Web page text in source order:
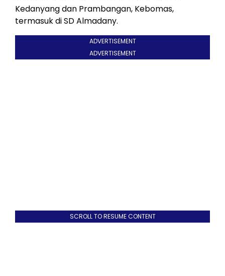
Kedanyang dan Prambangan, Kebomas,
termasuk di SD Almadany.
ADVERTISEMENT
ADVERTISEMENT
SCROLL TO RESUME CONTENT